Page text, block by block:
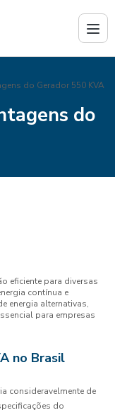
do Gerador 550 KVA
do
eficiente para diversas
contínua e
energia alternativas,
para empresas
no Brasil
consideravelmente de
do